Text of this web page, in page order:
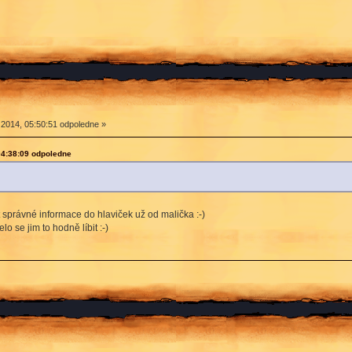
05:50:51 odpoledne »
odpoledne
informace do hlaviček už od malička :-)
se jim to hodně líbit :-)